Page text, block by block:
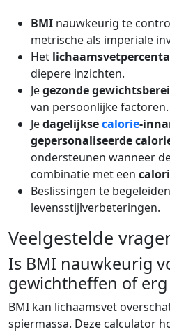
BMI nauwkeurig te
metrische als imperiale
Het
diepere inzichten.
Jegezonde
van persoonlijke factoren.
Jedagelijksecalorie-
gepersonaliseerde
ondersteunen wanneer
combinatie met een
Beslissingen te
levensstijlverbeteringen.
Veelgestelde
Is BMI nauwkeurig
gewichtheffen of
BMI kan lichaamsvet
spiermassa. Deze calculator